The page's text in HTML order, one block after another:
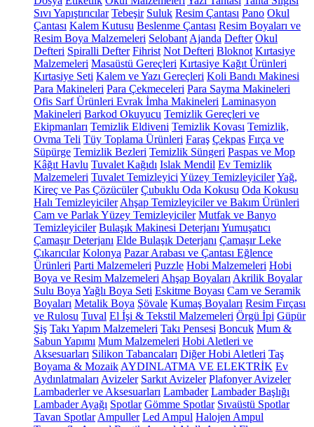
Sıvı Yapıştırıcılar Tebeşir Suluk Resim Çantası Pano Okul
Çantası Kalem Kutusu Beslenme Çantası Resim Boyaları ve
Resim Boya Malzemeleri Selobant Ajanda Defter Okul
Defteri Spiralli Defter Fihrist Not Defteri Bloknot Kırtasiye
Malzemeleri Masaüstü Gereçleri Kırtasiye Kağıt Ürünleri
Kırtasiye Seti Kalem ve Yazı Gereçleri Koli Bandı Makinesi
Para Makineleri Para Çekmeceleri Para Sayma Makineleri
Ofis Sarf Ürünleri Evrak İmha Makineleri Laminasyon
Makineleri Barkod Okuyucu Temizlik Gereçleri ve
Ekipmanları Temizlik Eldiveni Temizlik Kovası Temizlik,
Ovma Teli Tüy Toplama Ürünleri Faraş Çekpas Fırça ve
Süpürge Temizlik Bezleri Temizlik Süngeri Paspas ve Mop
Kâğıt Havlu Tuvalet Kağıdı Islak Mendil Ev Temizlik
Malzemeleri Tuvalet Temizleyici Yüzey TemizleyicilerYağ,
Kireç ve Pas Çözücüler Çubuklu Oda Kokusu Oda Kokusu
Halı Temizleyiciler Ahşap Temizleyiciler ve Bakım Ürünleri
Cam ve Parlak Yüzey Temizleyiciler Mutfak ve Banyo
Temizleyiciler Bulaşık Makinesi Deterjanı Yumuşatıcı
Çamaşır Deterjanı Elde Bulaşık Deterjanı Çamaşır Leke
Çıkarıcılar Kolonya Pazar Arabası ve Çantası Eğlence
Ürünleri Parti Malzemeleri Puzzle Hobi Malzemeleri Hobi
Boya ve Resim Malzemeleri Ahşap Boyaları Akrilik Boyalar
Sulu Boya Yağlı Boya Seti Eskitme Boyası Cam ve Seramik
Boyaları Metalik Boya Şövale Kumaş Boyaları Resim Fırçası
ve Rulosu Tuval El İşi & Tekstil Malzemeleri Örgü İpi Güpür
Şiş Takı Yapım Malzemeleri Takı Pensesi Boncuk Mum &
Sabun Yapımı Mum Malzemeleri Hobi Aletleri ve
Aksesuarları Silikon Tabancaları Diğer Hobi Aletleri Taş
Boyama & Mozaik AYDINLATMA VE ELEKTRİK Ev
Aydınlatmaları Avizeler Sarkıt Avizeler Plafonyer Avizeler
Lambaderler ve Aksesuarları Lambader Lambader Başlığı
Lambader Ayağı Spotlar Gömme Spotlar Sıvaüstü Spotlar
Tavan Spotlar Ampuller Led Ampul Halojen Ampul